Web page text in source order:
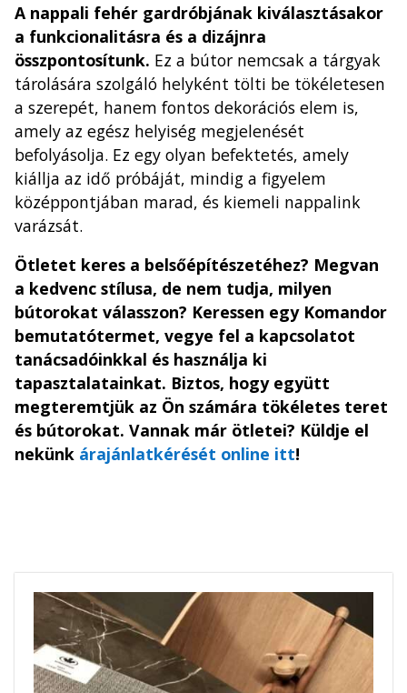
A nappali fehér gardróbjának kiválasztásakor
a funkcionalitásra és a dizájnra
összpontosítunk. Ez a bútor nemcsak a tárgyak
tárolására szolgáló helyként tölti be tökéletesen
a szerepét, hanem fontos dekorációs elem is,
amely az egész helyiség megjelenését
befolyásolja. Ez egy olyan befektetés, amely
kiállja az idő próbáját, mindig a figyelem
középpontjában marad, és kiemeli nappalink
varázsát.
Ötletet keres a belsőépítészetéhez? Megvan
a kedvenc stílusa, de nem tudja, milyen
bútorokat válasszon? Keressen egy Komandor
bemutatótermet, vegye fel a kapcsolatot
tanácsadóinkkal és használja ki
tapasztalatainkat. Biztos, hogy együtt
megteremtjük az Ön számára tökéletes teret
és bútorokat. Vannak már ötletei? Küldje el
nekünk árajánlatkérését online itt!